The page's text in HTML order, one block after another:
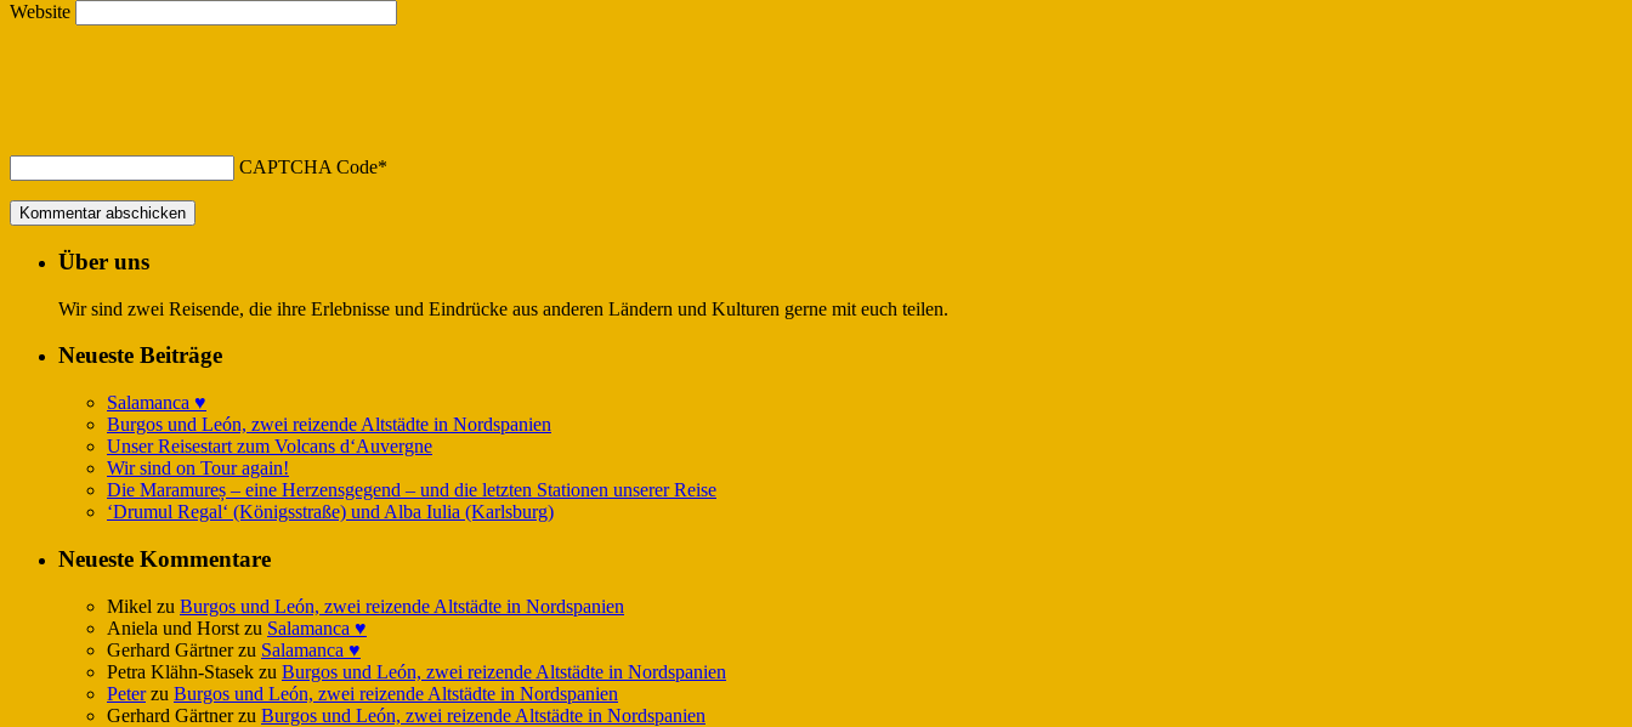
Website
CAPTCHA Code*
Über uns
Wir sind zwei Reisende, die ihre Erlebnisse und Eindrücke aus anderen Ländern und Kulturen gerne mit euch teilen.
Neueste Beiträge
Salamanca ♥️
Burgos und León, zwei reizende Altstädte in Nordspanien
Unser Reisestart zum Volcans d‘Auvergne
Wir sind on Tour again!
Die Maramureș – eine Herzensgegend – und die letzten Stationen unserer Reise
‘Drumul Regal‘ (Königsstraße) und Alba Iulia (Karlsburg)
Neueste Kommentare
Mikel zu Burgos und León, zwei reizende Altstädte in Nordspanien
Aniela und Horst zu Salamanca ♥️
Gerhard Gärtnerzu Salamanca ♥️
Petra Klähn-Stasek zu Burgos und León, zwei reizende Altstädte in Nordspanien
Peterzu Burgos und León, zwei reizende Altstädte in Nordspanien
Gerhard Gärtnerzu Burgos und León, zwei reizende Altstädte in Nordspanien